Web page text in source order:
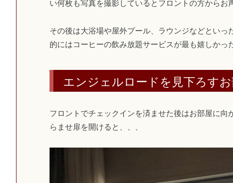
い何枚も写真を撮影しているとフロントの方からお
その後は大浴場や屋外プール、ラウンジなどとい
的にはコーヒーの飲み放題サービスが最も嬉しかっ
エンジェルロードを見下ろす
フロントでチェックインを済ませた後はお部屋に
らませ扉を開けると、、 、